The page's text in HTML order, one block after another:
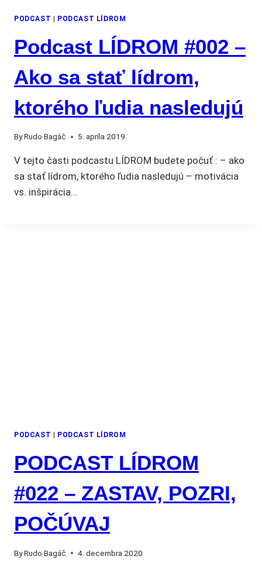
PODCAST | PODCAST LÍDROM
Podcast LÍDROM #002 –
Ako sa stať lídrom,
ktorého ľudia nasledujú
ByRudo Bagáč 5. apríla 2019
V tejto časti podcastu LÍDROM budete počuť : – ako
sa stať lídrom, ktorého ľudia nasledujú – motivácia
vs. inšpirácia…
PODCAST PODCAST LÍDROM
PODCAST LÍDROM
#022 – ZASTAV, POZRI,
POČÚVAJ
ByRudo Bagáč 4. decembra 2020